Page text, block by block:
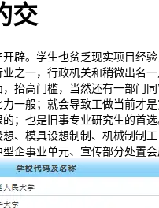
交
。学生也贫乏现实项目经验
之一，行政机关和稍微出名
抬高门槛，当然还有一部门
一般；就会导致工做当前才
；也是旧事专业研究生的首
、模具设想制制、机械制制
企事业单元、宣传部分处置